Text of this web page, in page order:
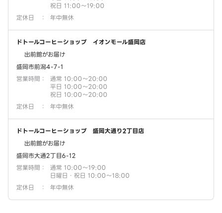
祝日 11:00～19:00
定休日
： 年中無休
ドトールコーヒーショップ イオンモール盛岡店
出前館がお届け
盛岡市前潟4-7-1
営業時間 ：
通常 10:00～20:00
平日 10:00～20:00
祝日 10:00～20:00
定休日
： 年中無休
ドトールコーヒーショップ 盛岡大通り2丁目店
出前館がお届け
盛岡市大通2丁目6-12
営業時間 ：
通常 10:00～19:00
日曜日・祝日 10:00～18:00
定休日
： 年中無休